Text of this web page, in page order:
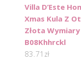
Villa D’Este
Xmas Kula Z
Złota
B08Khhrckl
83.71 zł